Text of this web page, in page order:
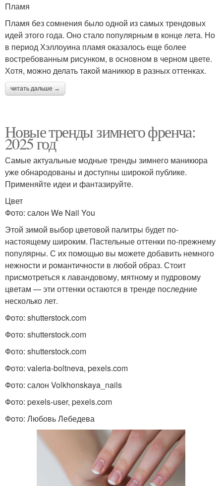
Пламя
Пламя без сомнения было одной из самых трендовых
идей этого года. Оно стало популярным в конце лета. Но
в период Хэллоуина пламя оказалось еще более
востребованным рисунком, в основном в черном цвете.
Хотя, можно делать такой маникюр в разных оттенках.
читать дальше →
Новые тренды зимнего френча:
2025 год
Самые актуальные модные тренды зимнего маникюра
уже обнародованы и доступны широкой публике.
Применяйте идеи и фантазируйте.
Цвет
Фото: салон We Nail You
Этой зимой выбор цветовой палитры будет по-
настоящему широким. Пастельные оттенки по-прежнему
популярны. С их помощью вы можете добавить немного
нежности и романтичности в любой образ. Стоит
присмотреться к лавандовому, мятному и пудровому
цветам — эти оттенки остаются в тренде последние
несколько лет.
Фото: shutterstock.com
Фото: shutterstock.com
Фото: shutterstock.com
Фото: valeria-boltneva, pexels.com
Фото: салон Volkhonskaya_nails
Фото: pexels-user, pexels.com
Фото: Любовь Лебедева